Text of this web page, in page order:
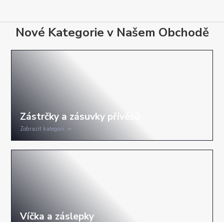
Nové Kategorie v Našem Obchodě
Zobrazit kategorii